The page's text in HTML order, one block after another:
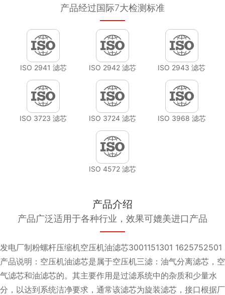
产品经过国际7大检测标准
ISO 2941 滤芯 ISO 2942 滤芯 ISO 2943 滤芯
ISO 3723 滤芯 ISO 3724 滤芯 ISO 3968 滤芯
ISO 4572 滤芯
产品介绍
产品广泛适用于各种行业，效果可媲美进口产品
发电厂制粉螺杆压缩机空压机油滤芯3001151301 1625752501
产品说明：空压机油滤芯是属于空压机三滤：油气分离滤芯，空
气滤芯和油滤芯的。其主要作用是过滤系统中的杂质和少量水
分，以达到系统洁净要求，通常该滤芯为旋装滤芯，接口根据厂